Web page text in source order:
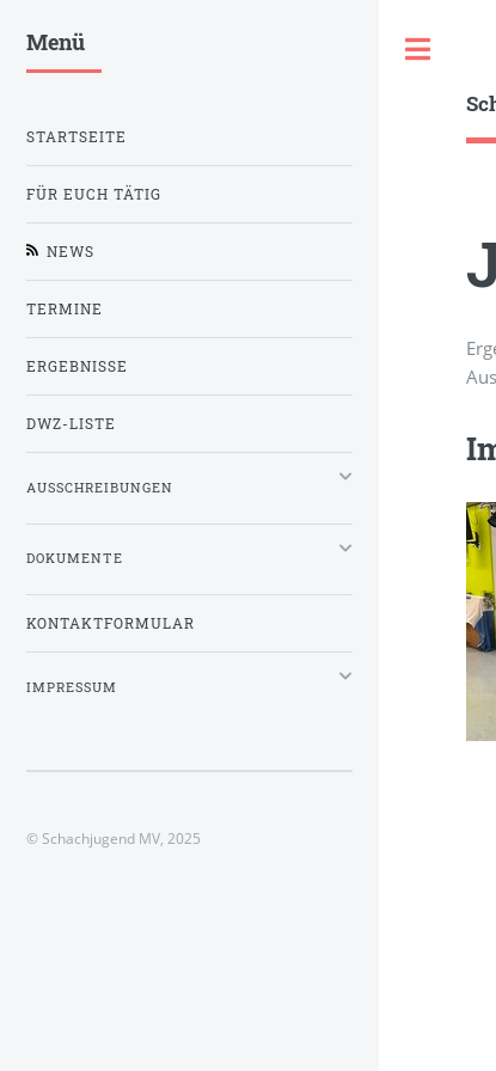
Menü
STARTSEITE
FÜR EUCH TÄTIG
NEWS
TERMINE
ERGEBNISSE
DWZ-LISTE
AUSSCHREIBUNGEN
DOKUMENTE
KONTAKTFORMULAR
IMPRESSUM
© Schachjugend MV, 2025